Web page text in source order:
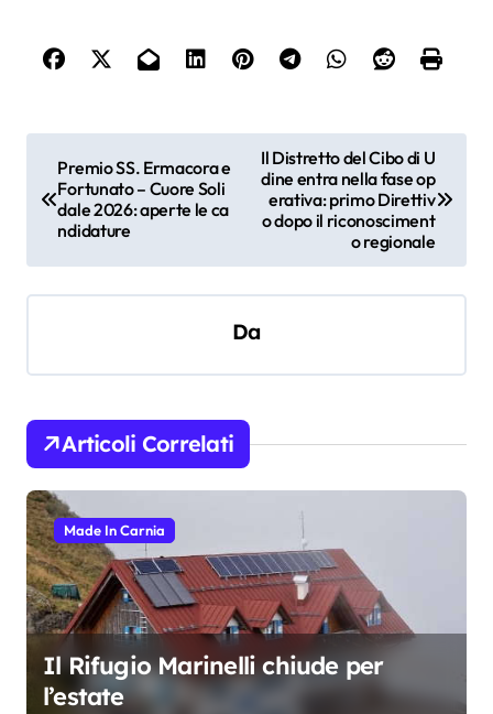
i
g
z
n
e
a
r
t
i
Premio SS. Ermacora e
Fortunato – Cuore Soli
dale 2026: aperte le ca
ndidature
Il Distretto del Cibo di U
dine entra nella fase op
erativa: primo Direttiv
o dopo il riconosciment
o regionale
Da
Articoli Correlati
Made In Carnia
Il Rifugio Marinelli chiude per
l’estate